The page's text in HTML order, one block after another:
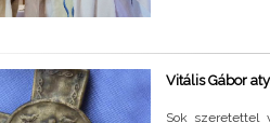
Vitális Gábor
Sok szeretettel